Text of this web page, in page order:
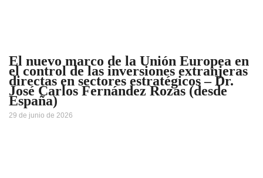
El nuevo marco de la Unión Europea en
el control de las inversiones extranjeras
directas en sectores estratégicos – Dr.
José Carlos Fernández Rozas (desde
España)
29 de junio de 2026